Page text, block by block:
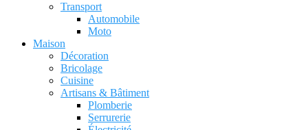
Transport
Automobile
Moto
Maison
Décoration
Bricolage
Cuisine
Artisans & Bâtiment
Plomberie
Serrurerie